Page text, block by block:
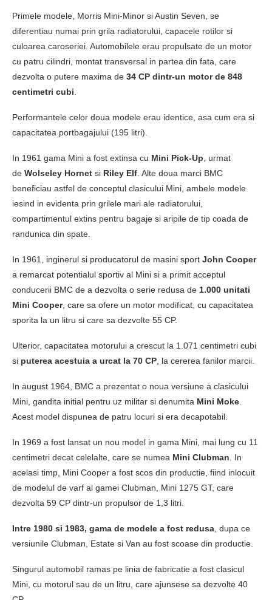
Primele modele, Morris Mini-Minor si Austin Seven, se
diferentiau numai prin grila radiatorului, capacele rotilor si
culoarea caroseriei. Automobilele erau propulsate de un motor
cu patru cilindri, montat transversal in partea din fata, care
dezvolta o putere maxima de 34 CP dintr-un motor de 848
centimetri cubi
Performantele celor doua modele erau identice, asa cum era si
capacitatea portbagajului (195 litri).
In 1961 gama Mini a fost extinsa cu Mini Pick-Up , urmat
de Wolseley Hornet si Riley Elf . Alte doua marci BMC
beneficiau astfel de conceptul clasicului Mini, ambele modele
iesind in evidenta prin grilele mari ale radiatorului,
compartimentul extins pentru bagaje si aripile de tip coada de
randunica din spate.
In 1961, inginerul si producatorul de masini sport John Cooper
a remarcat potentialul sportiv al Mini si a primit acceptul
conducerii BMC de a dezvolta o serie redusa de 1.000 unitati
Mini Cooper, care sa ofere un motor modificat, cu capacitatea
sporita la un litru si care sa dezvolte 55 CP.
Ulterior, capacitatea motorului a crescut la 1.071 centimetri cubi
si puterea acestuia a urcat la 70 CP , la cererea fanilor marcii.
In august 1964, BMC a prezentat o noua versiune a clasicului
Mini, gandita initial pentru uz militar si denumita Mini Moke
Acest model dispunea de patru locuri si era decapotabil.
In 1969 a fost lansat un nou model in gama Mini, mai lung cu 11
centimetri decat celelalte, care se numea Mini Clubman . In
acelasi timp, Mini Cooper a fost scos din productie, fiind inlocuit
de modelul de varf al gamei Clubman, Mini 1275 GT, care
dezvolta 59 CP dintr-un propulsor de 1,3 litri.
Intre 1980 si 1983, gama de modele a fost redusa , dupa ce
versiunile Clubman, Estate si Van au fost scoase din productie.
Singurul automobil ramas pe linia de fabricatie a fost clasicul
Mini, cu motorul sau de un litru, care ajunsese sa dezvolte 40